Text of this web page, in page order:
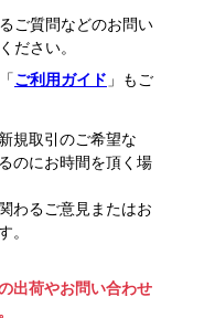
ご質問などのお問い
ださい。
ご利用ガイド 」もご
規取引のご希望な
のにお時間を頂く場
わるご意見またはお
。
出荷やお問い合わせ